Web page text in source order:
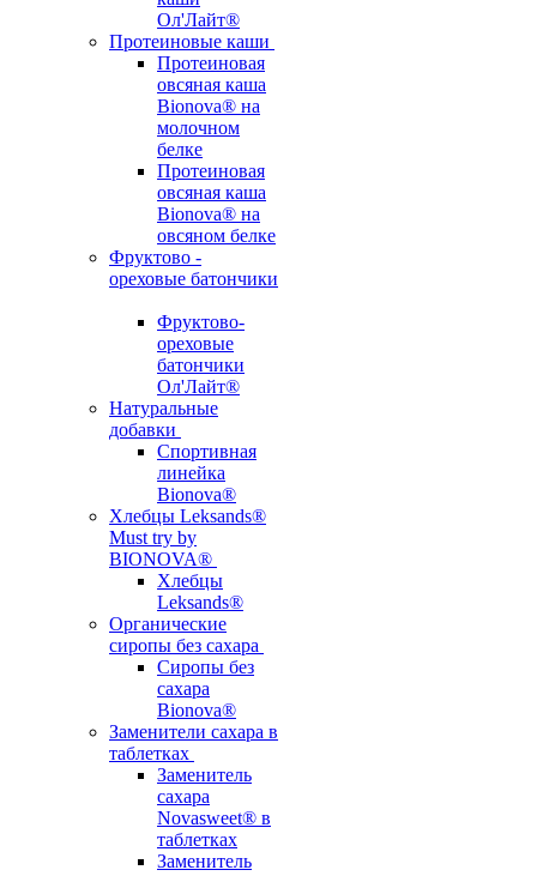
Ол'Лайт®
Протеиновые каши
Протеиновая
овсяная каша
Bionova® на
молочном
белке
Протеиновая
овсяная каша
Bionova® на
овсяном белке
Фруктово -
ореховые батончики
Фруктово-
ореховые
батончики
Ол'Лайт®
Натуральные
добавки
Спортивная
линейка
Bionova®
Хлебцы Leksands®
Must try by
BIONOVA®
Хлебцы
Leksands®
Органические
сиропы без сахара
Сиропы без
сахара
Bionova®
Заменители сахара в
таблетках
Заменитель
сахара
Novasweet® в
таблетках
Заменитель